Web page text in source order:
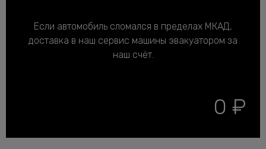
Если автомобиль сломался в пределах МКАД,
доставка в наш сервис машины эвакуатором за
наш счёт.
0 ₽